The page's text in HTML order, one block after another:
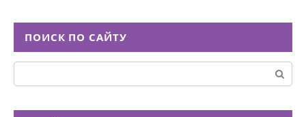
ПОИСК ПО САЙТУ
Поиск: